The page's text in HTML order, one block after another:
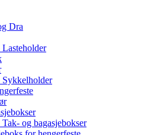
Dra
Lasteholder
Sykkelholder
Tak- og bagasjebokser